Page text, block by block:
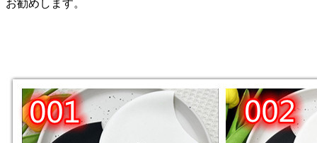
お勧めします。